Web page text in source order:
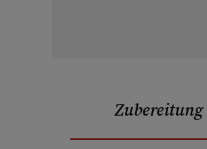
Zubereitung